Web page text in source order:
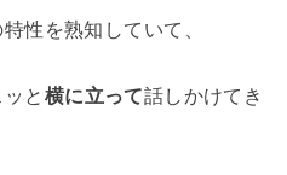
性を熟知していて、
と 横に立って話しかけてき